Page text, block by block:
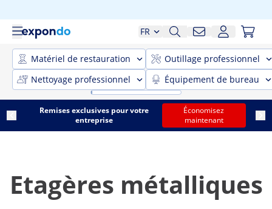
FR
Matériel de restauration
Outillage professionnel
Nettoyage professionnel
Équipement de bureau
Remises exclusives pour votre
entreprise
Économisez
maintenant
Etagères métalliques